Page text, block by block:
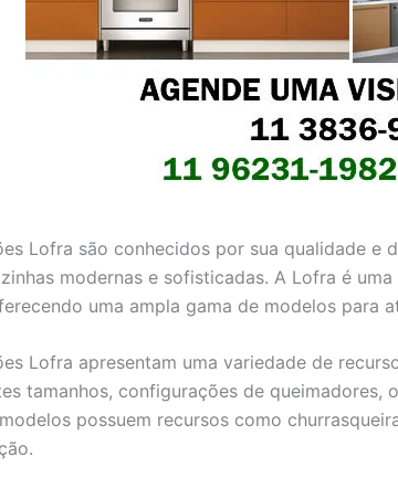
Lofra são conhecidos por sua qualidade e
modernas e sofisticadas. A Lofra é
uma ampla gama de modelos para
Lofra apresentam uma variedade de
tamanhos, configurações de queimadores,
possuem recursos como